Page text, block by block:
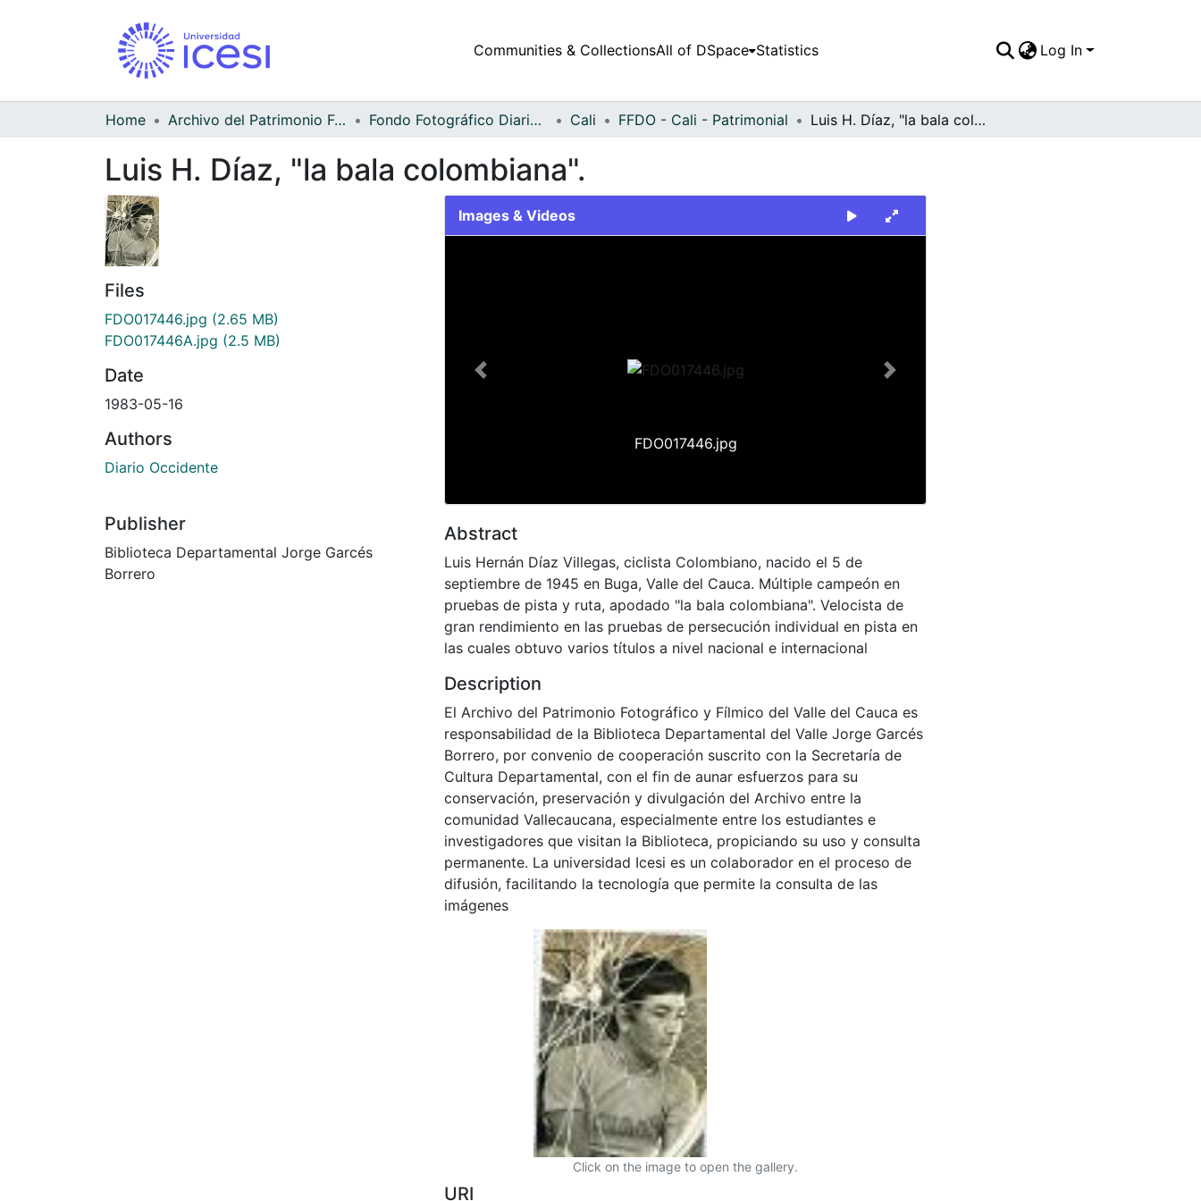
Communities & CollectionsAll of DSpace Statistics Log In
Home Archivo del Patrimonio Fotográfico y Fílmico del Valle del Cauca Fondo Fotográfico Diario Occidente Cali FFDO - Cali - Patrimonial Luis H. Díaz, "la bala colombiana".
Luis H. Díaz, "la bala colombiana".
Files
FDO017446.jpg (2.65 MB)
FDO017446A.jpg (2.5 MB)
Date
1983-05-16
Authors
Diario Occidente
Publisher
Biblioteca Departamental Jorge Garcés
Borrero
Images & Videos
FDO017446.jpg
Previous Next
Abstract
Luis Hernán Díaz Villegas, ciclista Colombiano, nacido el 5 de
septiembre de 1945 en Buga, Valle del Cauca. Múltiple campeón en
pruebas de pista y ruta, apodado "la bala colombiana". Velocista de
gran rendimiento en las pruebas de persecución individual en pista en
las cuales obtuvo varios títulos a nivel nacional e internacional
Description
El Archivo del Patrimonio Fotográfico y Fílmico del Valle del Cauca es
responsabilidad de la Biblioteca Departamental del Valle Jorge Garcés
Borrero, por convenio de cooperación suscrito con la Secretaría de
Cultura Departamental, con el fin de aunar esfuerzos para su
conservación, preservación y divulgación del Archivo entre la
comunidad Vallecaucana, especialmente entre los estudiantes e
investigadores que visitan la Biblioteca, propiciando su uso y consulta
permanente. La universidad Icesi es un colaborador en el proceso de
difusión, facilitando la tecnología que permite la consulta de las
imágenes
Click on the image to open the gallery.
URI